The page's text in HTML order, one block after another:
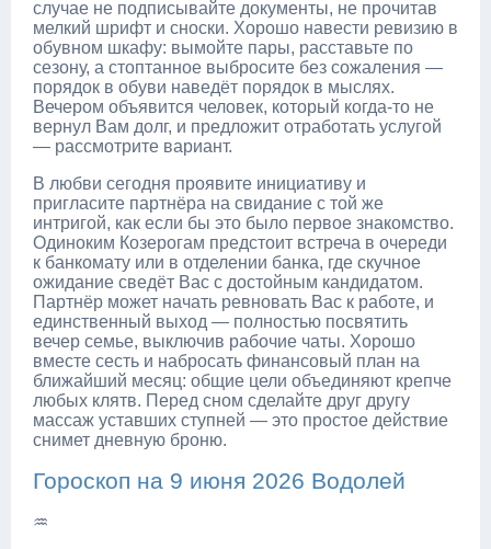
случае не подписывайте документы, не прочитав
мелкий шрифт и сноски. Хорошо навести ревизию в
обувном шкафу: вымойте пары, расставьте по
сезону, а стоптанное выбросите без сожаления —
порядок в обуви наведёт порядок в мыслях.
Вечером объявится человек, который когда-то не
вернул Вам долг, и предложит отработать услугой
— рассмотрите вариант.
В любви сегодня проявите инициативу и
пригласите партнёра на свидание с той же
интригой, как если бы это было первое знакомство.
Одиноким Козерогам предстоит встреча в очереди
к банкомату или в отделении банка, где скучное
ожидание сведёт Вас с достойным кандидатом.
Партнёр может начать ревновать Вас к работе, и
единственный выход — полностью посвятить
вечер семье, выключив рабочие чаты. Хорошо
вместе сесть и набросать финансовый план на
ближайший месяц: общие цели объединяют крепче
любых клятв. Перед сном сделайте друг другу
массаж уставших ступней — это простое действие
снимет дневную броню.
Гороскоп на 9 июня 2026 Водолей
♒